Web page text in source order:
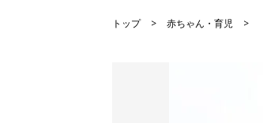
トップ 赤ちゃん・育児